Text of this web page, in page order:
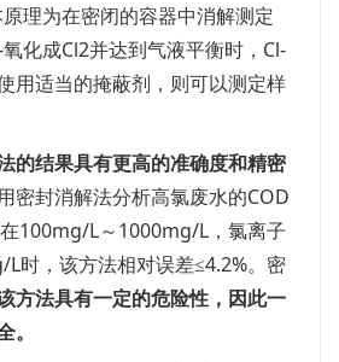
理为在密闭的容器中消解测定
化成Cl2并达到气液平衡时，Cl-
用适当的掩蔽剂，则可以测定样
的结果具有更高的准确度和精密
密封消解法分析高氯废水的COD
100mg/L～1000mg/L，氯离子
时，该方法相对误差≤4.2%。密
方法具有一定的危险性，因此一
。